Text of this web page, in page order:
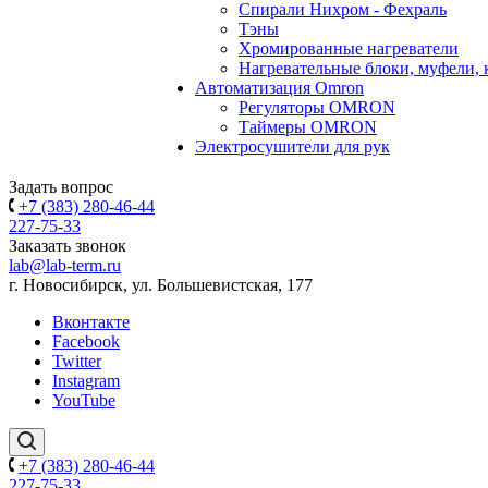
Спирали Нихром - Фехраль
Тэны
Хромированные нагреватели
Нагревательные блоки, муфели,
Автоматизация Omron
Регуляторы OMRON
Таймеры OMRON
Электросушители для рук
Задать вопрос
+7 (383) 280-46-44
227-75-33
Заказать звонок
lab@lab-term.ru
г. Новосибирск, ул. Большевистская, 177
Вконтакте
Facebook
Twitter
Instagram
YouTube
+7 (383) 280-46-44